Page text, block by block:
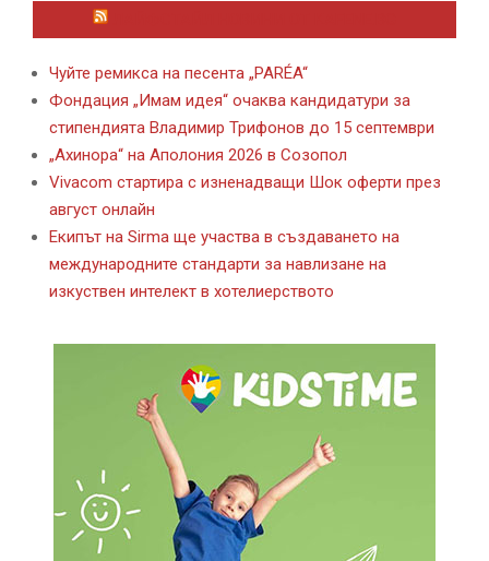
Чуйте ремикса на песента „PARÉA“
Фондация „Имам идея“ очаква кандидатури за
стипендията Владимир Трифонов до 15 септември
„Ахинора“ на Аполония 2026 в Созопол
Vivacom стартира с изненадващи Шок оферти през
август онлайн
Екипът на Sirma ще участва в създаването на
международните стандарти за навлизане на
изкуствен интелект в хотелиерството